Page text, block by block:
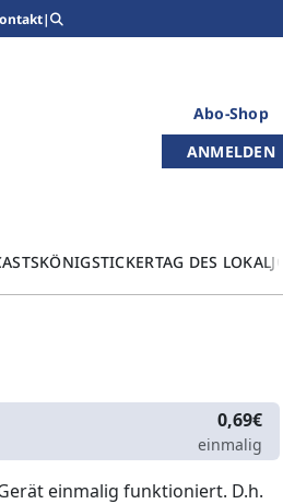
|
Abo-Shop
ANMELDEN
KÖNIGSTICKERTAG DES
0,69€
einmalig
einmalig funktioniert. D.h.